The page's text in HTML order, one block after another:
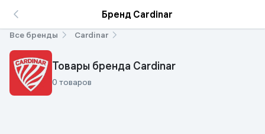
Бренд Cardinar
Все бренды Cardinar
Товары бренда Cardinar
0 товаров